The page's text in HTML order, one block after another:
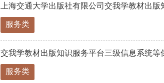
上海交通大学出版社有限公司交我学教材出
服务类
交我学教材出版知识服务平台三级信息系统
服务类